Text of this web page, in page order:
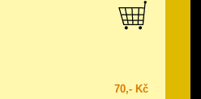
70,- Kč